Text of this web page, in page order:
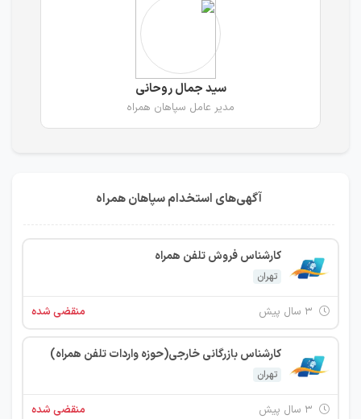
سید جمال روحانی
مدیر عامل سپاهان همراه
آگهی‌های استخدام سپاهان همراه
کارشناس فروش تلفن همراه
تهران
منقضی شده
کارشناس بازرگانی خارجی(حوزه واردات تلفن همراه)
تهران
منقضی شده